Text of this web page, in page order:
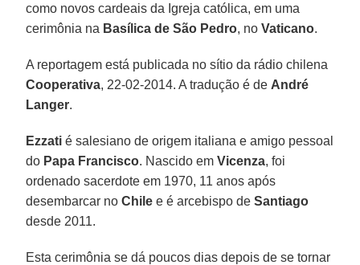
como novos cardeais da Igreja católica, em uma
cerimônia na Basílica de São Pedro, noVaticano.
A reportagem está publicada no sítio da rádio chilena
Cooperativa, 22-02-2014. A tradução é de André
Langer.
Ezzati é salesiano de origem italiana e amigo pessoal
do Papa Francisco. Nascido emVicenza, foi
ordenado sacerdote em 1970, 11 anos após
desembarcar noChile e é arcebispo deSantiago
desde 2011.
Esta cerimônia se dá poucos dias depois de se tornar